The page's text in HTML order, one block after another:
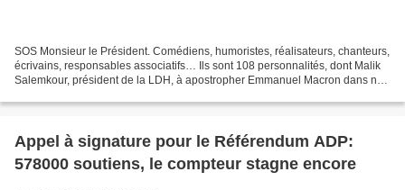
SOS Monsieur le Président. Comédiens, humoristes, réalisateurs, chanteurs,
écrivains, responsables associatifs… Ils sont 108 personnalités, dont Malik
Salemkour, président de la LDH, à apostropher Emmanuel Macron dans nos
Appel à signature pour le Référendum ADP:
578000 soutiens, le compteur stagne encore